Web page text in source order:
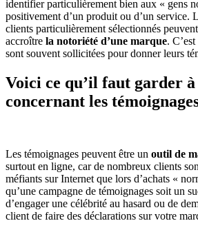
identifier particulièrement bien aux « gens
positivement d’un produit ou d’un service.
clients particulièrement sélectionnés
accroître la notoriété d’une marque.
sont souvent sollicitées pour donner leurs
Voici ce qu’il faut garder
concernant les
Les témoignages peuvent être un outil de
surtout en ligne, car de nombreux clients
méfiants sur Internet que lors d’achats «
qu’une campagne de témoignages soit un
d’engager une célébrité au hasard ou de
client de faire des déclarations sur votre